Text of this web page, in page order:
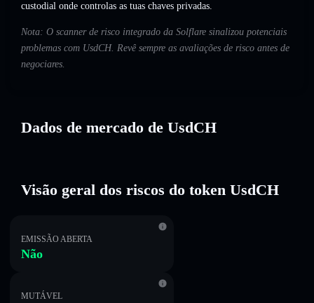
custodial onde controlas as tuas chaves privadas.
Nota: O scanner de risco integrado da Solflare sinalizou potenciais
problemas com UsdCH. Revê sempre as avaliações de risco antes de
negociares.
Dados de mercado de UsdCH
Visão geral dos riscos do token UsdCH
EMISSÃO ABERTA
Não
MUTÁVEL